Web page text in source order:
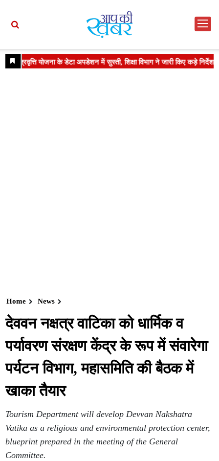
Home News
देववन नक्षत्र वाटिका को धार्मिक व
पर्यावरण संरक्षण केंद्र के रूप में संवारेगा
पर्यटन विभाग, महासमिति की बैठक में
खाका तैयार
Tourism Department will develop Devvan Nakshatra
Vatika as a religious and environmental protection center,
blueprint prepared in the meeting of the General
Committee.